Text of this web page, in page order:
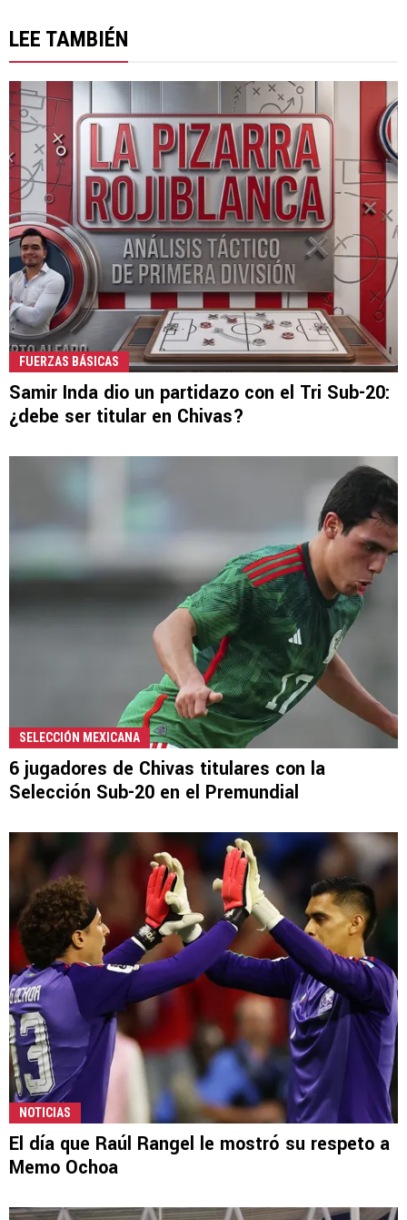
LEE TAMBIÉN
FUERZAS BÁSICAS
Samir Inda dio un partidazo con el Tri Sub-20:
¿debe ser titular en Chivas?
SELECCIÓN MEXICANA
6 jugadores de Chivas titulares con la
Selección Sub-20 en el Premundial
NOTICIAS
El día que Raúl Rangel le mostró su respeto a
Memo Ochoa